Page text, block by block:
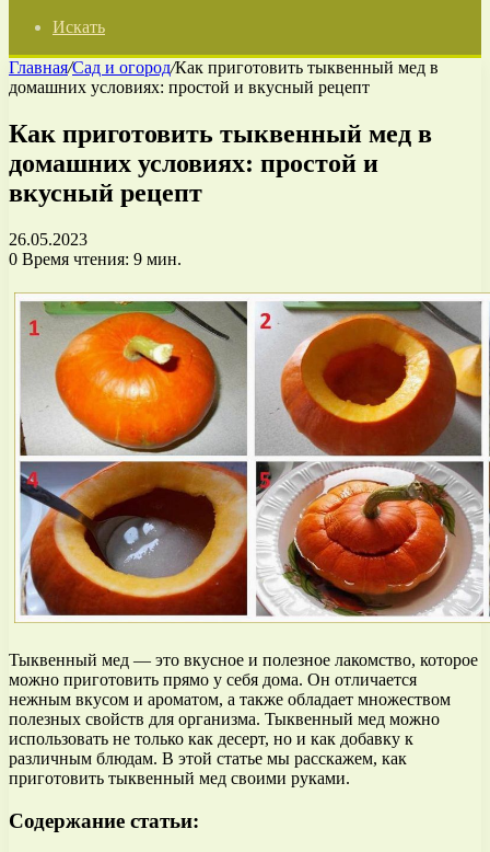
Искать
Главная/Сад и огород/Как приготовить тыквенный мед в
домашних условиях: простой и вкусный рецепт
Как приготовить тыквенный мед в
домашних условиях: простой и
вкусный рецепт
26.05.2023
0 Время чтения: 9 мин.
Тыквенный мед — это вкусное и полезное лакомство, которое
можно приготовить прямо у себя дома. Он отличается
нежным вкусом и ароматом, а также обладает множеством
полезных свойств для организма. Тыквенный мед можно
использовать не только как десерт, но и как добавку к
различным блюдам. В этой статье мы расскажем, как
приготовить тыквенный мед своими руками.
Содержание статьи: